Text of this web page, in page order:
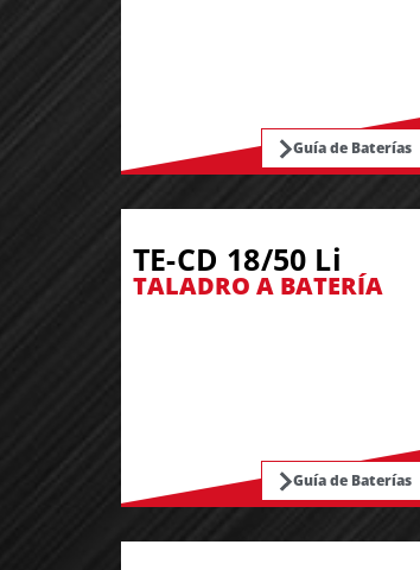
Guía de Baterías
TE-CD 18/50 Li
TALADRO A BATERÍA
Guía de Baterías